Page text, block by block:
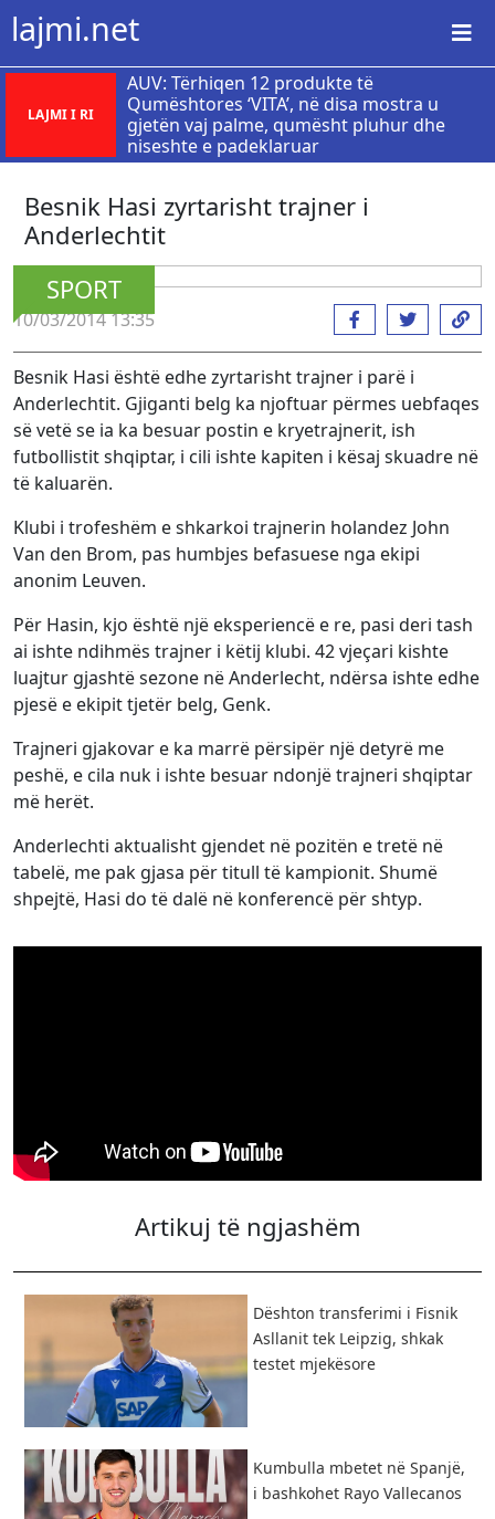
lajmi.net
LAJMI I RI
AUV: Tërhiqen 12 produkte të
Qumështores ‘VITA’, në disa mostra u
gjetën vaj palme, qumësht pluhur dhe
niseshte e padeklaruar
Besnik Hasi zyrtarisht trajner i
Anderlechtit
SPORT
10/03/2014 13:35
Besnik Hasi është edhe zyrtarisht trajner i parë i
Anderlechtit. Gjiganti belg ka njoftuar përmes uebfaqes
së vetë se ia ka besuar postin e kryetrajnerit, ish
futbollistit shqiptar, i cili ishte kapiten i kësaj skuadre në
të kaluarën.
Klubi i trofeshëm e shkarkoi trajnerin holandez John
Van den Brom, pas humbjes befasuese nga ekipi
anonim Leuven.
Për Hasin, kjo është një eksperiencë e re, pasi deri tash
ai ishte ndihmës trajner i këtij klubi. 42 vjeçari kishte
luajtur gjashtë sezone në Anderlecht, ndërsa ishte edhe
pjesë e ekipit tjetër belg, Genk.
Trajneri gjakovar e ka marrë përsipër një detyrë me
peshë, e cila nuk i ishte besuar ndonjë trajneri shqiptar
më herët.
Anderlechti aktualisht gjendet në pozitën e tretë në
tabelë, me pak gjasa për titull të kampionit. Shumë
shpejtë, Hasi do të dalë në konferencë për shtyp.
Artikuj të ngjashëm
Dështon transferimi i Fisnik
Asllanit tek Leipzig, shkak
testet mjekësore
Kumbulla mbetet në Spanjë,
i bashkohet Rayo Vallecanos